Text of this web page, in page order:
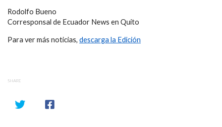
Rodolfo Bueno
Corresponsal de Ecuador News en Quito
Para ver más noticias, descarga la Edición
SHARE